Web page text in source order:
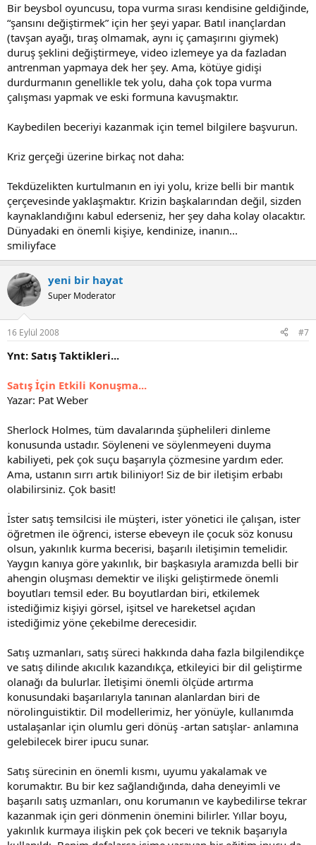
Bir beysbol oyuncusu, topa vurma sırası kendisine geldiğinde,
“şansını değiştirmek” için her şeyi yapar. Batıl inançlardan
(tavşan ayağı, tıraş olmamak, aynı iç çamaşırını giymek)
duruş şeklini değiştirmeye, video izlemeye ya da fazladan
antrenman yapmaya dek her şey. Ama, kötüye gidişi
durdurmanın genellikle tek yolu, daha çok topa vurma
çalışması yapmak ve eski formuna kavuşmaktır.
Kaybedilen beceriyi kazanmak için temel bilgilere başvurun.
Kriz gerçeği üzerine birkaç not daha:
Tekdüzelikten kurtulmanın en iyi yolu, krize belli bir mantık
çerçevesinde yaklaşmaktır. Krizin başkalarından değil, sizden
kaynaklandığını kabul ederseniz, her şey daha kolay olacaktır.
Dünyadaki en önemli kişiye, kendinize, inanın...
smiliyface
yeni bir hayat
Super Moderator
16 Eylül 2008 #7
Ynt: Satış Taktikleri...
Satış İçin Etkili Konuşma...
Yazar: Pat Weber
Sherlock Holmes, tüm davalarında şüphelileri dinleme
konusunda ustadır. Söyleneni ve söylenmeyeni duyma
kabiliyeti, pek çok suçu başarıyla çözmesine yardım eder.
Ama, ustanın sırrı artık biliniyor! Siz de bir iletişim erbabı
olabilirsiniz. Çok basit!
İster satış temsilcisi ile müşteri, ister yönetici ile çalışan, ister
öğretmen ile öğrenci, isterse ebeveyn ile çocuk söz konusu
olsun, yakınlık kurma becerisi, başarılı iletişimin temelidir.
Yaygın kanıya göre yakınlık, bir başkasıyla aramızda belli bir
ahengin oluşması demektir ve ilişki geliştirmede önemli
boyutları temsil eder. Bu boyutlardan biri, etkilemek
istediğimiz kişiyi görsel, işitsel ve hareketsel açıdan
istediğimiz yöne çekebilme derecesidir.
Satış uzmanları, satış süreci hakkında daha fazla bilgilendikçe
ve satış dilinde akıcılık kazandıkça, etkileyici bir dil geliştirme
olanağı da bulurlar. İletişimi önemli ölçüde artırma
konusundaki başarılarıyla tanınan alanlardan biri de
nörolinguistiktir. Dil modellerimiz, her yönüyle, kullanımda
ustalaşanlar için olumlu geri dönüş -artan satışlar- anlamına
gelebilecek birer ipucu sunar.
Satış sürecinin en önemli kısmı, uyumu yakalamak ve
korumaktır. Bu bir kez sağlandığında, daha deneyimli ve
başarılı satış uzmanları, onu korumanın ve kaybedilirse tekrar
kazanmak için geri dönmenin önemini bilirler. Yıllar boyu,
yakınlık kurmaya ilişkin pek çok beceri ve teknik başarıyla